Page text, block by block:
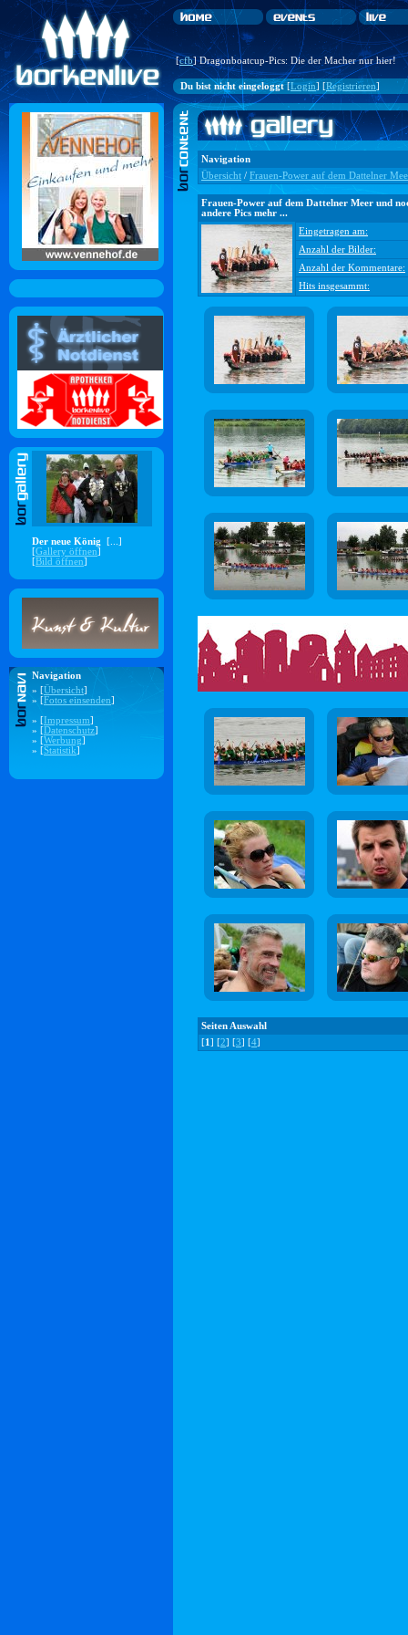
[cfb] Dragonboatcup-Pics: Die der Macher nur hier!
Du bist nicht eingeloggt[Login] [Registrieren]
Der neue König
[...]
[Gallery öffnen]
[Bild öffnen]
Navigation
» [Übersicht]
» [Fotos einsenden]
» [Impressum]
» [Datenschutz]
» [Werbung]
» [Statistik]
Navigation
Übersicht / Frauen-Power auf dem Dattelner
Frauen-Power auf dem Dattelner Meer und
andere Pics mehr ...
Eingetragen am:
Anzahl der Bilder:
Anzahl der Kommentare:
Hits insgesammt:
Seiten Auswahl
[1 ] [2] [3] [4]